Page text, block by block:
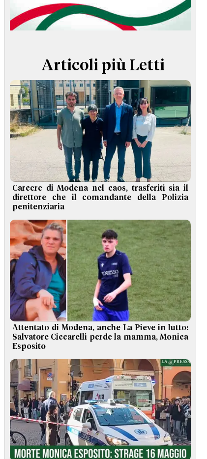
TERMINI e CONDIZIONI
Articoli più Letti
Carcere di Modena nel caos, trasferiti sia il
direttore che il comandante della Polizia
penitenziaria
Attentato di Modena, anche La Pieve in lutto:
Salvatore Ciccarelli perde la mamma, Monica
Esposito